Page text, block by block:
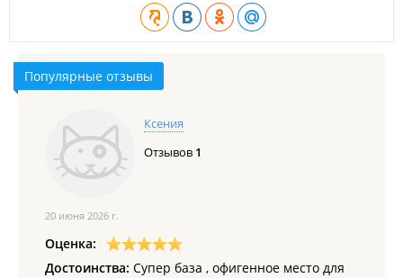
сфере туристской индустрии
Популярные отзывы
Ксения
Отзывов 1
20 июня 2026 г.
Оценка:
Достоинства: Супер база , офигенное место для